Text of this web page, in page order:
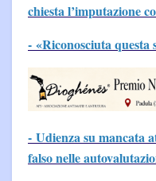
chiesta l’imputazione
- «Riconosciuta questa
- Udienza su mancata
falso nelle